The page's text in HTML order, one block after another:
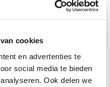
cookies
en advertenties te
social media te bieden
Ook delen we